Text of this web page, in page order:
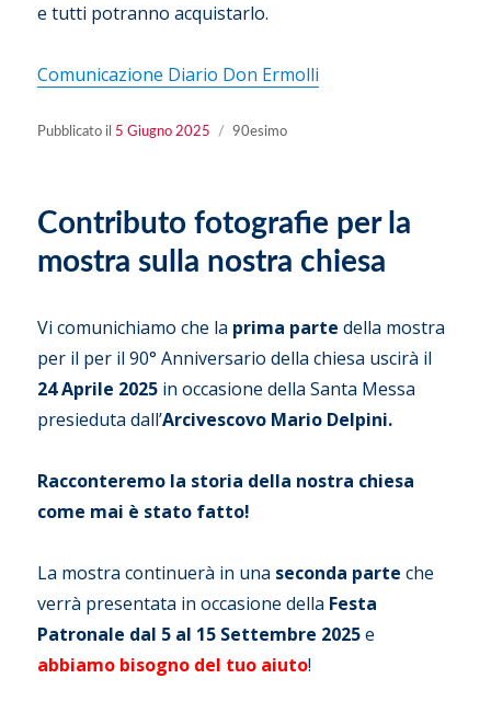
e tutti potranno acquistarlo.
Comunicazione Diario Don Ermolli
Pubblicato il Pubblicato
5 Giugno 2025 Categorie
90esimo
Contributo fotografie per la
mostra sulla nostra chiesa
Vi comunichiamo che la prima parte della mostra
per il per il 90° Anniversario della chiesa uscirà il
24 Aprile 2025 in occasione della Santa Messa
presieduta dall’Arcivescovo Mario Delpini.
Racconteremo la storia della nostra chiesa
come mai è stato fatto!
La mostra continuerà in una seconda parte che
verrà presentata in occasione della Festa
Patronale dal 5 al 15 Settembre 2025e
abbiamo bisogno del tuo aiuto!